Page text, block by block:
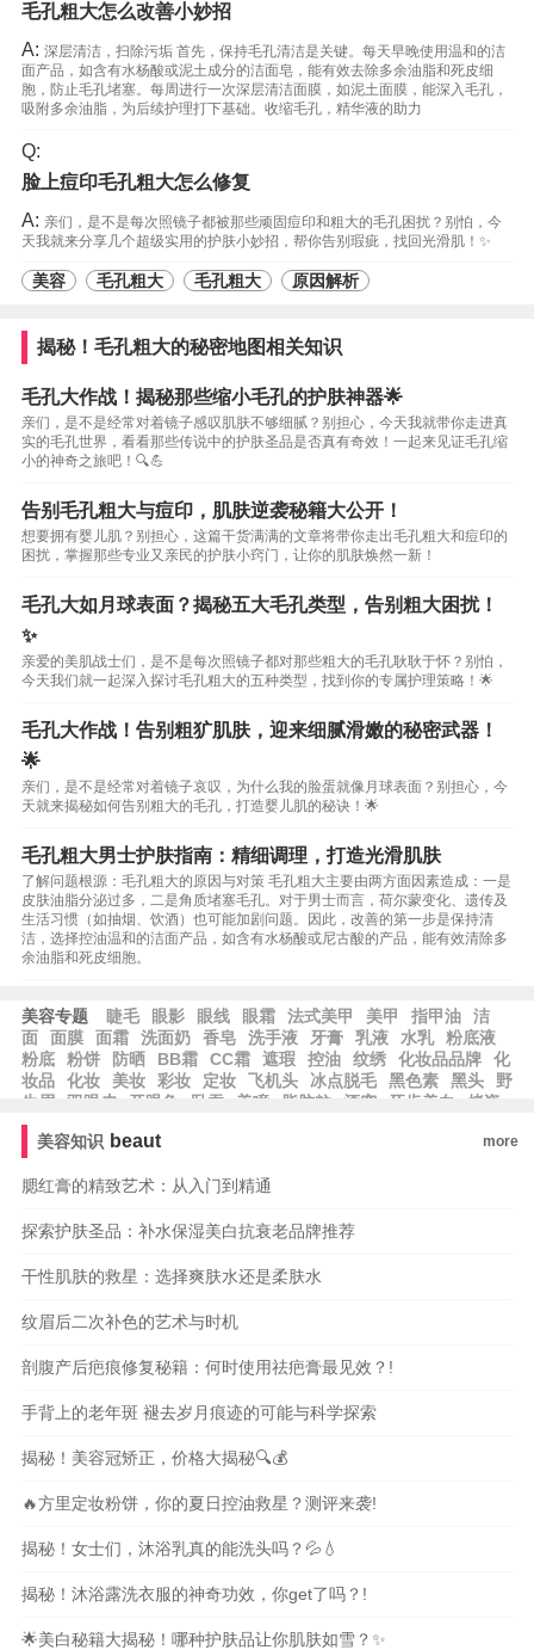
毛孔粗大怎么改善小妙招
A: 深层清洁，扫除污垢 首先，保持毛孔清洁是关键。每天早晚使用温和的洁
面产品，如含有水杨酸或泥土成分的洁面皂，能有效去除多余油脂和死皮细
胞，防止毛孔堵塞。每周进行一次深层清洁面膜，如泥土面膜，能深入毛孔，
吸附多余油脂，为后续护理打下基础。收缩毛孔，精华液的助力
Q:
脸上痘印毛孔粗大怎么修复
A: 亲们，是不是每次照镜子都被那些顽固痘印和粗大的毛孔困扰？别怕，今
天我就来分享几个超级实用的护肤小妙招，帮你告别瑕疵，找回光滑肌！✨
美容 毛孔粗大 毛孔粗大 原因解析
揭秘！毛孔粗大的秘密地图相关知识
毛孔大作战！揭秘那些缩小毛孔的护肤神器🌟
亲们，是不是经常对着镜子感叹肌肤不够细腻？别担心，今天我就带你走进真
实的毛孔世界，看看那些传说中的护肤圣品是否真有奇效！一起来见证毛孔缩
小的神奇之旅吧！🔍💪
告别毛孔粗大与痘印，肌肤逆袭秘籍大公开！
想要拥有婴儿肌？别担心，这篇干货满满的文章将带你走出毛孔粗大和痘印的
困扰，掌握那些专业又亲民的护肤小窍门，让你的肌肤焕然一新！
毛孔大如月球表面？揭秘五大毛孔类型，告别粗大困扰！
✨
亲爱的美肌战士们，是不是每次照镜子都对那些粗大的毛孔耿耿于怀？别怕，
今天我们就一起深入探讨毛孔粗大的五种类型，找到你的专属护理策略！🌟
毛孔大作战！告别粗犷肌肤，迎来细腻滑嫩的秘密武器！
🌟
亲们，是不是经常对着镜子哀叹，为什么我的脸蛋就像月球表面？别担心，今
天就来揭秘如何告别粗大的毛孔，打造婴儿肌的秘诀！🌟
毛孔粗大男士护肤指南：精细调理，打造光滑肌肤
了解问题根源：毛孔粗大的原因与对策 毛孔粗大主要由两方面因素造成：一是
皮肤油脂分泌过多，二是角质堵塞毛孔。对于男士而言，荷尔蒙变化、遗传及
生活习惯（如抽烟、饮酒）也可能加剧问题。因此，改善的第一步是保持清
洁，选择控油温和的洁面产品，如含有水杨酸或尼古酸的产品，能有效清除多
余油脂和死皮细胞。
美容专题 睫毛 眼影 眼线 眼霜 法式美甲 美甲 指甲油
洁
面
面膜 面霜 洗面奶 香皂 洗手液 牙膏 乳液 水乳
粉底液
粉底
粉饼 防晒 BB霜 CC霜 遮瑕 控油 纹绣 化妆品品牌
化
妆品
化妆 美妆 彩妆 定妆 飞机头 冰点脱毛 黑色素 黑头
野
生眉
双眼皮 开眼角 卧蚕 美瞳 脂肪粒 酒窝 牙齿美白
烤瓷
牙
美容知识 beaut more
腮红膏的精致艺术：从入门到精通
探索护肤圣品：补水保湿美白抗衰老品牌推荐
干性肌肤的救星：选择爽肤水还是柔肤水
纹眉后二次补色的艺术与时机
剖腹产后疤痕修复秘籍：何时使用祛疤膏最见效？!
手背上的老年斑 褪去岁月痕迹的可能与科学探索
揭秘！美容冠矫正，价格大揭秘🔍💰
🔥方里定妆粉饼，你的夏日控油救星？测评来袭!
揭秘！女士们，沐浴乳真的能洗头吗？💦💧
揭秘！沐浴露洗衣服的神奇功效，你get了吗？!
🌟美白秘籍大揭秘！哪种护肤品让你肌肤如雪？✨